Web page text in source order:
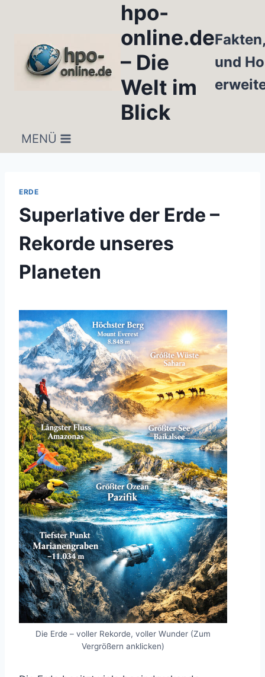
hpo-
online.de
– Die
Welt im
Blick
und
MENÜ
ERDE
Superlative der Erde –
Rekorde unseres
Planeten
Die Erde – voller Rekorde, voller Wunder (Zum
Vergrößern anklicken)